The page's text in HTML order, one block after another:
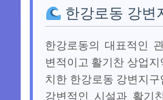
한강로동 강변
한강로동의 대표적인
변적이고 활기찬 상업
치한 한강로동 강변지
강변적인 시설과 활기